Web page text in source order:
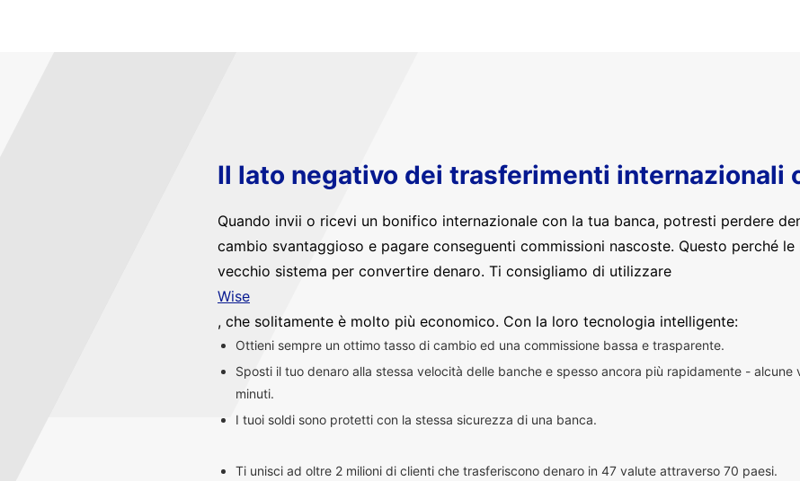
Il lato negativo dei trasferimenti internazionali
Quando invii o ricevi un bonifico internazionale con la tua banca, potresti perdere
cambio svantaggioso e pagare conseguenti commissioni nascoste. Questo perché le
vecchio sistema per convertire denaro. Ti consigliamo di utilizzare
Wise
, che solitamente è molto più economico. Con la loro tecnologia intelligente:
Ottieni sempre un ottimo tasso di cambio ed una commissione bassa e trasparente.
Sposti il tuo denaro alla stessa velocità delle banche e spesso ancora più rapidamente - alcune
minuti.
I tuoi soldi sono protetti con la stessa sicurezza di una banca.
Ti unisci ad oltre 2 milioni di clienti che trasferiscono denaro in 47 valute attraverso 70 paesi.